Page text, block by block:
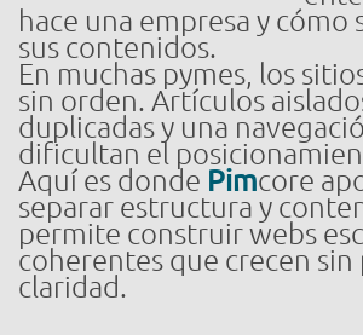
hace una empresa y cómo
sus contenidos.
En muchas pymes, los
sin orden. Artículos
duplicadas y una
dificultan el
Aquí es donde Pimcore
separar estructura y
permite construir webs
coherentes que crecen
claridad.